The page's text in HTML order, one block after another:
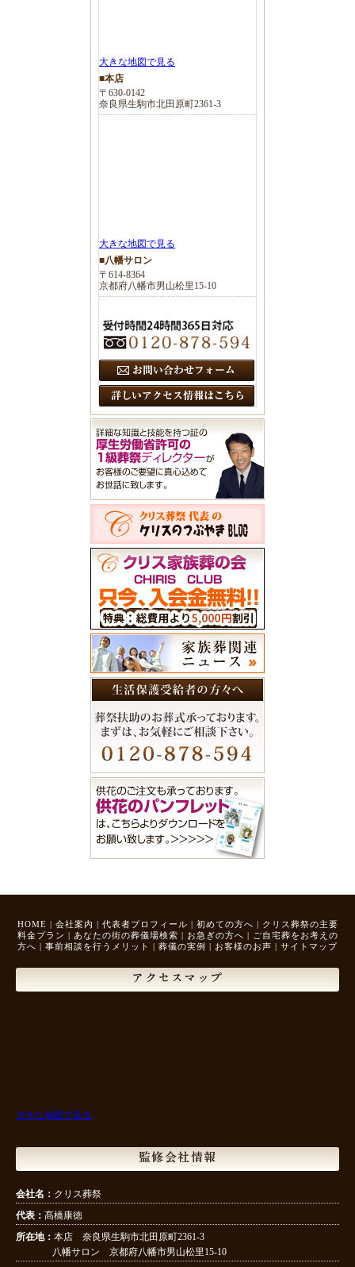
大きな地図で見る
■本店
〒630-0142
奈良県生駒市北田原町2361-3
大きな地図で見る
■八幡サロン
〒614-8364
京都府八幡市男山松里15-10
HOME | 会社案内 | 代表者プロフィール | 初めての方へ | クリス葬祭の主要
料金プラン | あなたの街の葬儀場検索 | お急ぎの方へ | ご自宅葬をお考えの
方へ | 事前相談を行うメリット | 葬儀の実例 | お客様のお声 | サイトマップ
アクセスマップ
大きな地図で見る
監修会社情報
会社名： クリス葬祭
代表： 髙橋康徳
所在地： 本店 奈良県生駒市北田原町2361-3
八幡サロン 京都府八幡市男山松里15-10